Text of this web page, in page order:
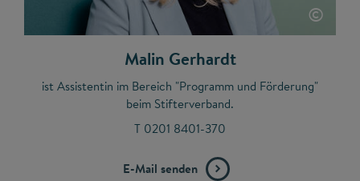
©
Malin Gerhardt
ist Assistentin im Bereich "Programm und Förderung"
beim Stifterverband.
T 0201 8401-370
E-Mail senden